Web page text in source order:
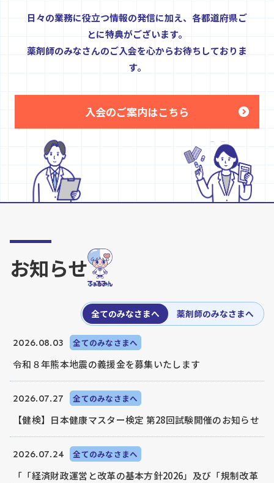
日々の業務に役立つ情報の発信に加え、各都道府県ご
とに特典がございます。
薬剤師のみなさんのご入会を心からお待ちしておりま
す。
入会のご案内はこちら
お知らせ
全てのみなさまへ 薬剤師のみなさまへ
2026.08.03 全てのみなさまへ
令和８年熊本地震の義援金を募集いたします
2026.07.27 全てのみなさまへ
【健検】日本健康マスター検定 第28回試験開催のお知らせ
2026.07.24 全てのみなさまへ
「「経済財政運営と改革の基本方針2026」及び「規制改革